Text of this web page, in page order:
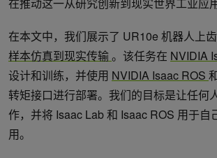
在推动这一从研究创新到现实世界工业应
在本文中，我们展示了 UR10e 机器人上
样本仿真到现实传输。该任务在 NVIDIA
设计和训练，并使用 NVIDIA Isaac ROS
转矩接口进行部署。我们的目标是让任何
作，并将 Isaac Lab 和 Isaac ROS 用于自
用。